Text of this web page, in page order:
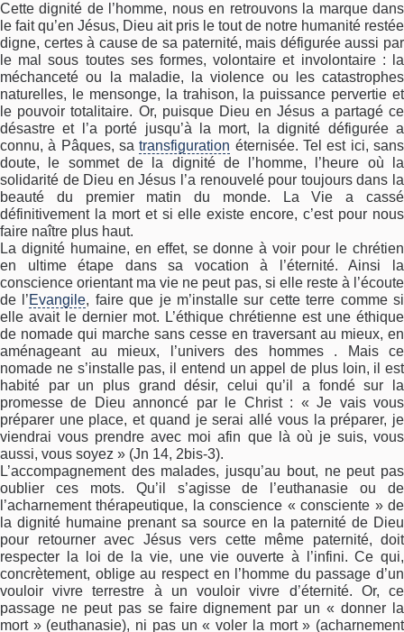
Cette dignité de l’homme, nous en retrouvons la marque dans
le fait qu’en Jésus, Dieu ait pris le tout de notre humanité restée
digne, certes à cause de sa paternité, mais défigurée aussi par
le mal sous toutes ses formes, volontaire et involontaire : la
méchanceté ou la maladie, la violence ou les catastrophes
naturelles, le mensonge, la trahison, la puissance pervertie et
le pouvoir totalitaire. Or, puisque Dieu en Jésus a partagé ce
désastre et l’a porté jusqu’à la mort, la dignité défigurée a
connu, à Pâques, satransfiguration éternisée. Tel est ici, sans
doute, le sommet de la dignité de l’homme, l’heure où la
solidarité de Dieu en Jésus l’a renouvelé pour toujours dans la
beauté du premier matin du monde. La Vie a cassé
définitivement la mort et si elle existe encore, c’est pour nous
faire naître plus haut.
La dignité humaine, en effet, se donne à voir pour le chrétien
en ultime étape dans sa vocation à l’éternité. Ainsi la
conscience orientant ma vie ne peut pas, si elle reste à l’écoute
de l’Evangile, faire que je m’installe sur cette terre comme si
elle avait le dernier mot. L’éthique chrétienne est une éthique
de nomade qui marche sans cesse en traversant au mieux, en
aménageant au mieux, l’univers des hommes . Mais ce
nomade ne s’installe pas, il entend un appel de plus loin, il est
habité par un plus grand désir, celui qu’il a fondé sur la
promesse de Dieu annoncé par le Christ : « Je vais vous
préparer une place, et quand je serai allé vous la préparer, je
viendrai vous prendre avec moi afin que là où je suis, vous
aussi, vous soyez » (Jn 14, 2bis-3).
L’accompagnement des malades, jusqu’au bout, ne peut pas
oublier ces mots. Qu’il s’agisse de l’euthanasie ou de
l’acharnement thérapeutique, la conscience « consciente » de
la dignité humaine prenant sa source en la paternité de Dieu
pour retourner avec Jésus vers cette même paternité, doit
respecter la loi de la vie, une vie ouverte à l’infini. Ce qui,
concrètement, oblige au respect en l’homme du passage d’un
vouloir vivre terrestre à un vouloir vivre d’éternité. Or, ce
passage ne peut pas se faire dignement par un « donner la
mort » (euthanasie), ni pas un « voler la mort » (acharnement